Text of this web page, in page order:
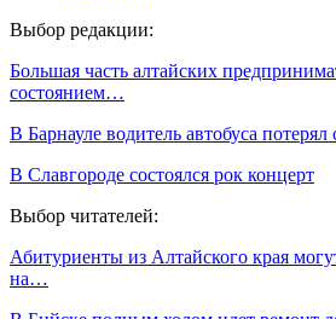
Выбор редакции:
Большая часть алтайских
состоянием…
В Барнауле водитель автобуса
В Славгороде состоялся рок концерт
Выбор читателей:
Абитуриенты из Алтайского края
на…